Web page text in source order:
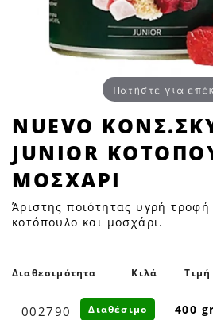
Πατήστε για
NUEVO
ΚΟΝΣ.ΣΚΥΛΟΥ
JUNIOR
ΚΟΤΟΠΟΥΛΟ-
ΜΟΣΧΑΡΙ
|
NUEVO
JUNIOR
ΜΟΣΧΑΡΙ
Άριστης ποιότητας υγρή
κοτόπουλο και μοσχάρι.
Διαθεσιμότητα Κιλά Τιμή
002790 400 gr
Διαθέσιμο